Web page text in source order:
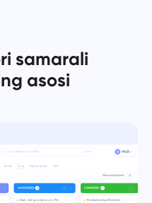
国)
samarali
asosi
hisobotlardan foydalanib,
vazifalarni filtrlash